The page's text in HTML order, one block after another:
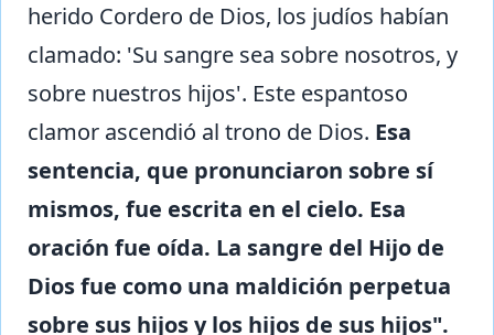
herido Cordero de Dios, los judíos habían
clamado: 'Su sangre sea sobre nosotros, y
sobre nuestros hijos'. Este espantoso
clamor ascendió al trono de Dios. Esa
sentencia, que pronunciaron sobre sí
mismos, fue escrita en el cielo. Esa
oración fue oída. La sangre del Hijo de
Dios fue como una maldición perpetua
sobre sus hijos y los hijos de sus hijos".